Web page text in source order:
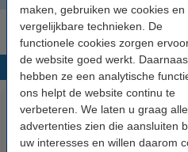
maken, gebruiken we cookies en
vergelijkbare technieken. De
functionele cookies zorgen
de website goed werkt.
hebben ze een analytische
ons helpt de website continu te
verbeteren. We laten u graag
advertenties zien die aansluiten
uw interesses en willen daarom
Populaire